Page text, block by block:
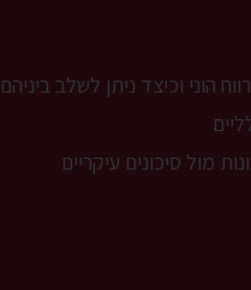
הוני וכיצד ניתן לשלב ביניהם
מול סיכונים עיקריים